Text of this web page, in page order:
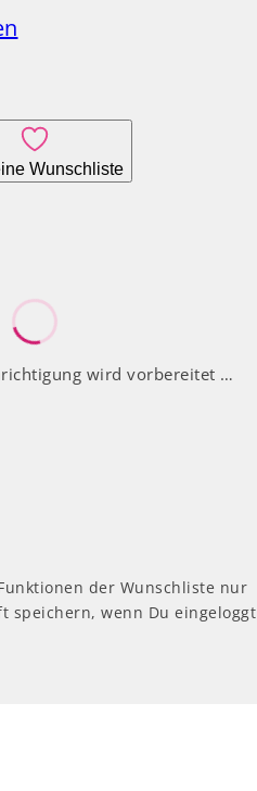
Wunschliste
wird vorbereitet …
der Wunschliste nur
speichern, wenn Du eingeloggt